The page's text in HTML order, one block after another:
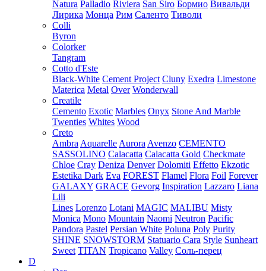
Natura Palladio Riviera San Siro Бормио Вивальди
Лирика Монца Рим Саленто Тиволи
Colli
Byron
Colorker
Tangram
Cotto d'Este
Black-White Cement Project Cluny Exedra Limestone
Materica Metal Over Wonderwall
Creatile
Cemento Exotic Marbles Onyx Stone And Marble
Twenties Whites Wood
Creto
Ambra Aquarelle Aurora Avenzo CEMENTO
SASSOLINO Calacatta Calacatta Gold Checkmate
Chloe Cray Deniza Denver Dolomiti Effetto Ekzotic
Estetika Dark Eva FOREST Flamel Flora Foil Forever
GALAXY GRACE Gevorg Inspiration Lazzaro Liana
Lili
Lines Lorenzo Lotani MAGIC MALIBU Misty
Monica Mono Mountain Naomi Neutron Pacific
Pandora Pastel Persian White Poluna Poly Purity
SHINE SNOWSTORM Statuario Cara Style Sunheart
Sweet TITAN Tropicano Valley Соль-перец
D